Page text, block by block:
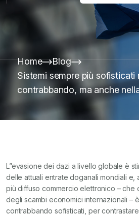
Home
Blog
Sistemi sempre più sofisticati
contrabbando, ma anche
L”evasione dei dazi a livello globale è
delle attuali entrate doganali mondiali e,
più diffuso commercio elettronico – che
degli scambi economici internazionali –
contrabbando sofisticati, per